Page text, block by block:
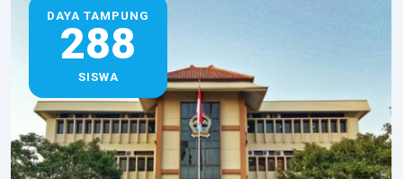
DAYA TAMPUNG
288
SISWA